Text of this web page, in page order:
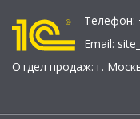
Телефон:
Email:
Отдел продаж: г.